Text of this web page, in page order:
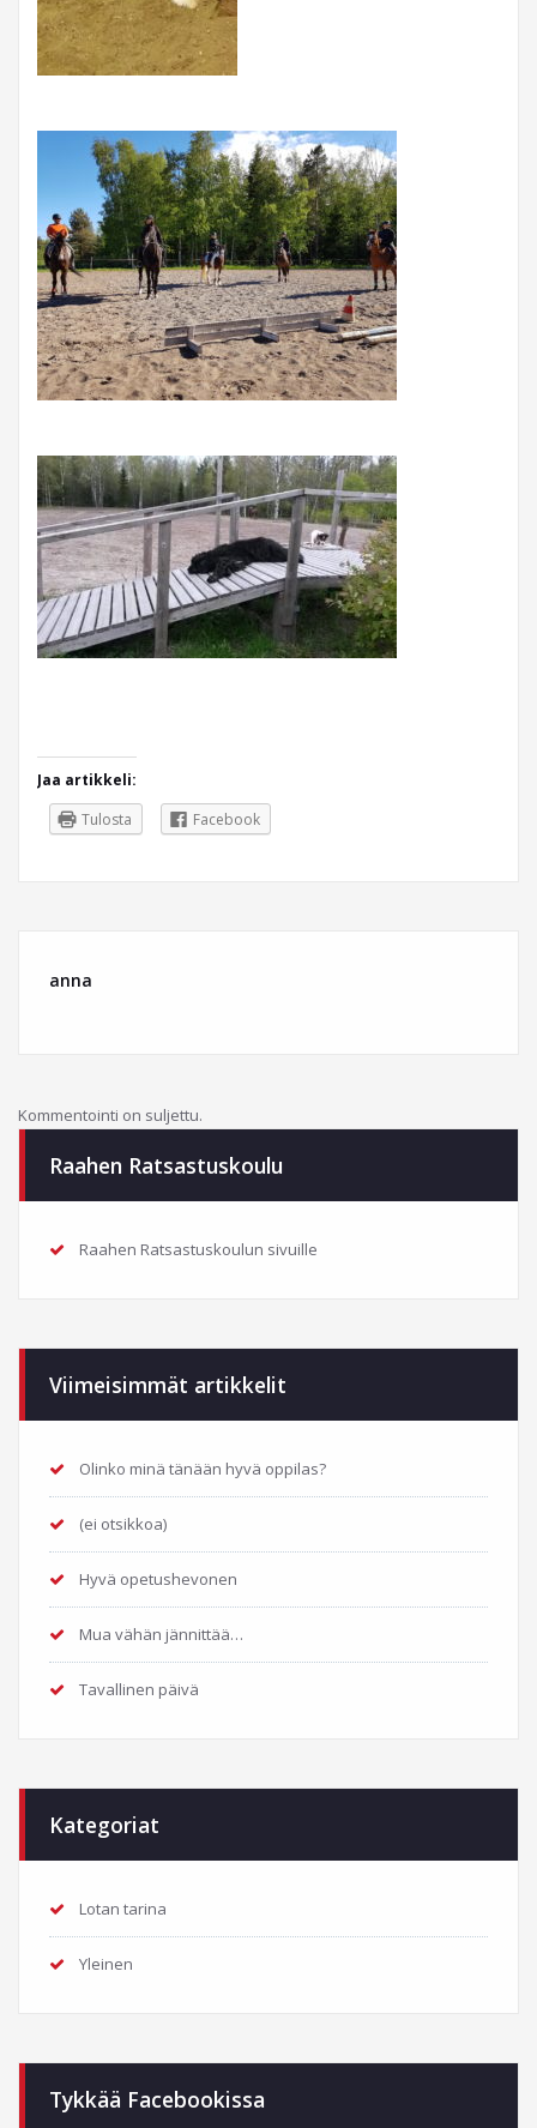
Jaa artikkeli:
Tulosta
Facebook
anna
Kommentointi on suljettu.
Raahen Ratsastuskoulu
Raahen Ratsastuskoulun sivuille
Viimeisimmät artikkelit
Olinko minä tänään hyvä oppilas?
(ei otsikkoa)
Hyvä opetushevonen
Mua vähän jännittää…
Tavallinen päivä
Kategoriat
Lotan tarina
Yleinen
Tykkää Facebookissa